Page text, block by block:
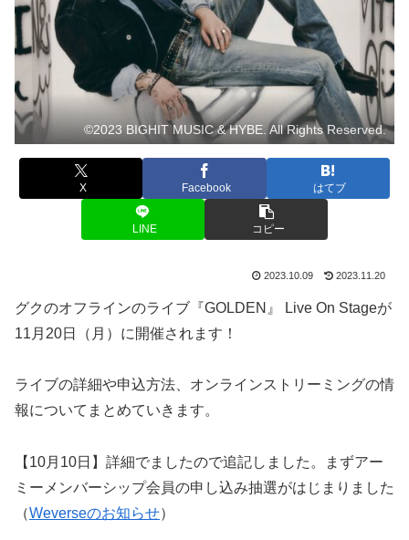
©2023 BIGHIT MUSIC & HYBE. All Rights Reserved.
X Facebook はてブ
LINE コピー
2023.10.09 2023.11.20
グクのオフラインのライブ『GOLDEN』 Live On Stageが
11月20日（月）に開催されます！
ライブの詳細や申込方法、オンラインストリーミングの情
報についてまとめていきます。
【10月10日】詳細でましたので追記しました。まずアー
ミーメンバーシップ会員の申し込み抽選がはじまりました
（Weverseのお知らせ）